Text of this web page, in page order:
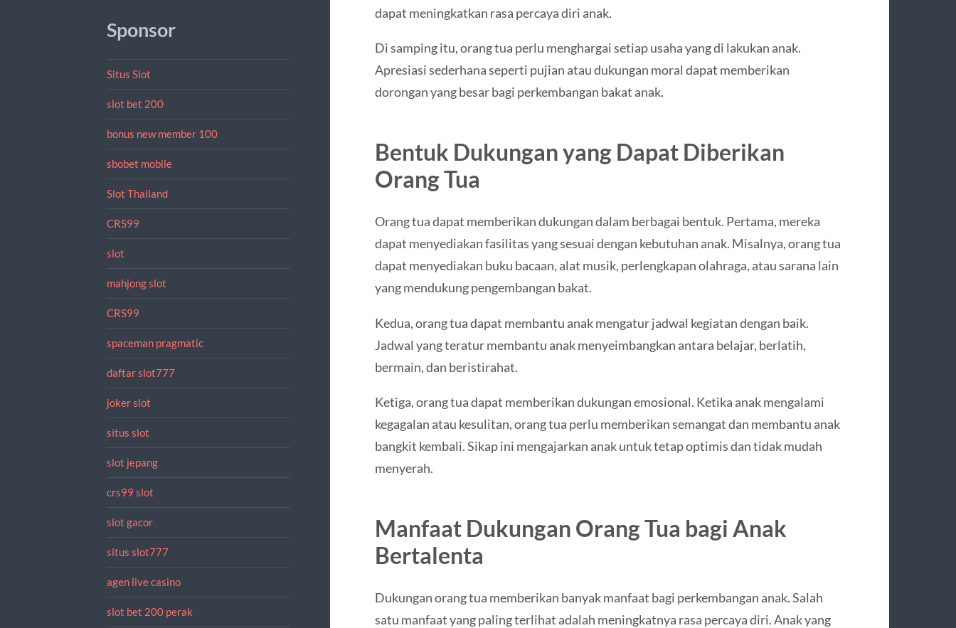
Sponsor
Situs Slot
slot bet 200
bonus new member 100
sbobet mobile
Slot Thailand
CRS99
slot
mahjong slot
CRS99
spaceman pragmatic
daftar slot777
joker slot
situs slot
slot jepang
crs99 slot
slot gacor
situs slot777
agen live casino
slot bet 200 perak
dapat meningkatkan rasa percaya diri anak.
Di samping itu, orang tua perlu menghargai setiap usaha yang di lakukan anak.
Apresiasi sederhana seperti pujian atau dukungan moral dapat memberikan
dorongan yang besar bagi perkembangan bakat anak.
Bentuk Dukungan yang Dapat Diberikan
Orang Tua
Orang tua dapat memberikan dukungan dalam berbagai bentuk. Pertama, mereka
dapat menyediakan fasilitas yang sesuai dengan kebutuhan anak. Misalnya, orang tua
dapat menyediakan buku bacaan, alat musik, perlengkapan olahraga, atau sarana lain
yang mendukung pengembangan bakat.
Kedua, orang tua dapat membantu anak mengatur jadwal kegiatan dengan baik.
Jadwal yang teratur membantu anak menyeimbangkan antara belajar, berlatih,
bermain, dan beristirahat.
Ketiga, orang tua dapat memberikan dukungan emosional. Ketika anak mengalami
kegagalan atau kesulitan, orang tua perlu memberikan semangat dan membantu anak
bangkit kembali. Sikap ini mengajarkan anak untuk tetap optimis dan tidak mudah
menyerah.
Manfaat Dukungan Orang Tua bagi Anak
Bertalenta
Dukungan orang tua memberikan banyak manfaat bagi perkembangan anak. Salah
satu manfaat yang paling terlihat adalah meningkatnya rasa percaya diri. Anak yang